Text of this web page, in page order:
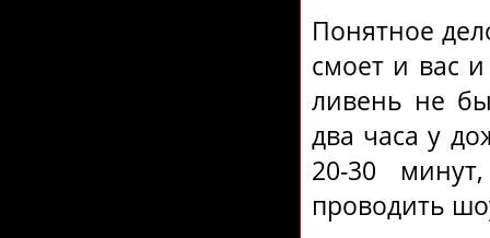
Понятное
смоет и вас
ливень не
два часа у
20-30
проводить